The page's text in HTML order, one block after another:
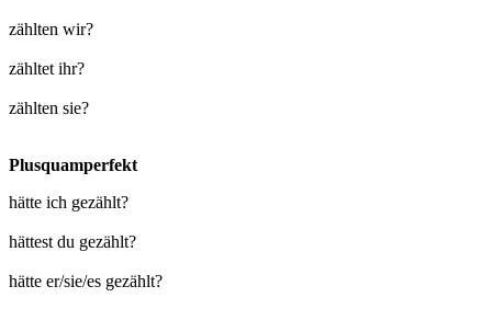
zählten wir?
zähltet ihr?
zählten sie?
Plusquamperfekt
hätte ich gezählt?
hättest du gezählt?
hätte er/sie/es gezählt?